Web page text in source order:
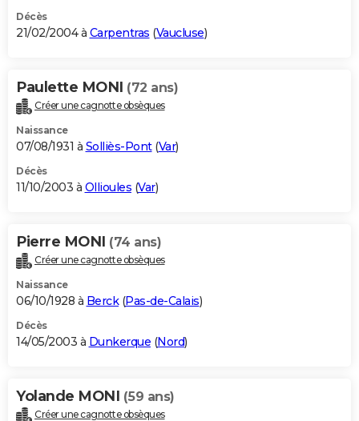
Décès
21/02/2004 à Carpentras (Vaucluse)
Paulette MONI (72 ans)
Créer une cagnotte obsèques
Naissance
07/08/1931 à Solliès-Pont(Var)
Décès
11/10/2003 à Ollioules (Var)
Pierre MONI (74 ans)
Créer une cagnotte obsèques
Naissance
06/10/1928 à Berck(Pas-de-Calais)
Décès
14/05/2003 à Dunkerque (Nord)
Yolande MONI (59 ans)
Créer une cagnotte obsèques